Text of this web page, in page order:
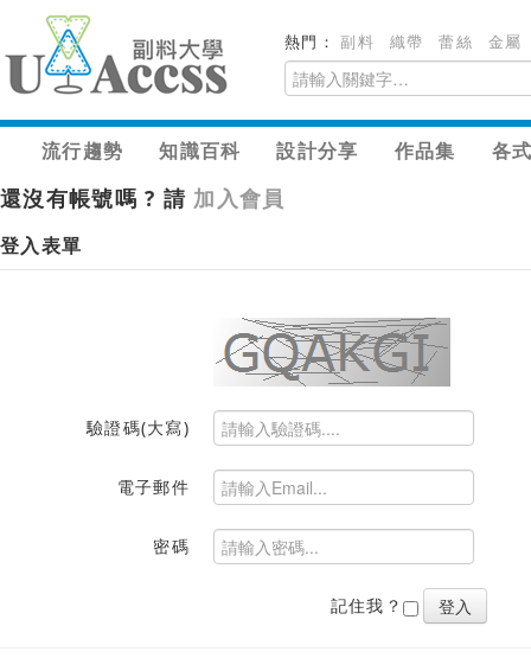
熱門：副料 織帶 蕾絲 金屬
流行趨勢 知識百科 設計分享 作品集 各
還沒有帳號嗎 ? 請 加入會員
登入表單
驗證碼(大寫)
電子郵件
密碼
記住我？